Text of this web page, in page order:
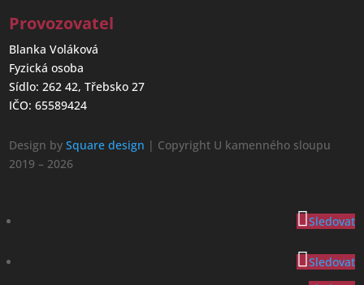
Provozovatel
Blanka Voláková
Fyzická osoba
Sídlo: 262 42, Třebsko 27
IČO: 65589424
Design bySquare design | Copyright U kamenného sloupu
2019 – 2026
Sledovat
Sledovat